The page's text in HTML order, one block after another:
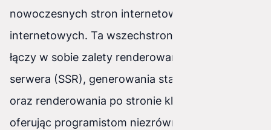
nowoczesnych stron internetowych i aplikacji
internetowych. Ta wszechstronna platforma
łączy w sobie zalety renderowania po stronie
serwera (SSR), generowania statycznego (SSG)
oraz renderowania po stronie klienta (CSR),
oferując programistom niezrównane możliwości